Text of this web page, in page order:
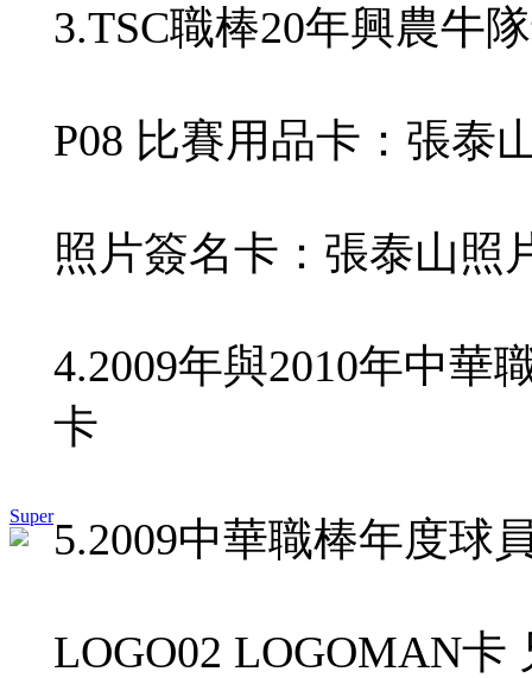
Super
3.TSC職棒20年興農牛
P08 比賽用品卡：張泰
照片簽名卡：張泰山照
4.2009年與2010年中華
卡
5.2009中華職棒年度球
LOGO02 LOGOMAN